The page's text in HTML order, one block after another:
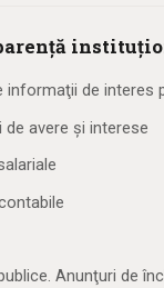
informaţii de interes
de avere și interese
Anunţuri de